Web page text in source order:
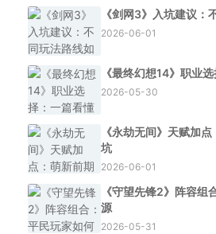
《剑网3》入坑建议：
2026-06-01
《最终幻想14》职业
2026-05-30
《永劫无间》天赋加
坑
2026-06-01
《守望先锋2》阵容组
源
2026-05-31